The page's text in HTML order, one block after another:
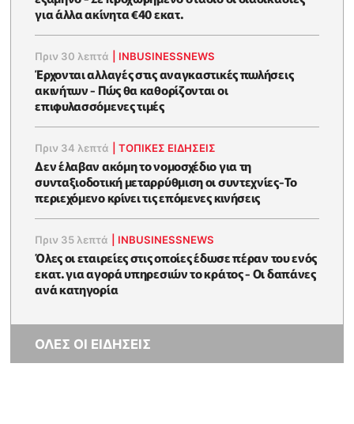
για άλλα ακίνητα €40 εκατ.
Πριν 30 λεπτά INBUSINESSNEWS
Έρχονται αλλαγές στις αναγκαστικές πωλήσεις
ακινήτων - Πώς θα καθορίζονται οι
επιφυλασσόμενες τιμές
Πριν 34 λεπτά |ΤΟΠΙΚΕΣ ΕΙΔΗΣΕΙΣ
Δεν έλαβαν ακόμη το νομοσχέδιο για τη
συνταξιοδοτική μεταρρύθμιση οι συντεχνίες-Το
περιεχόμενο κρίνει τις επόμενες κινήσεις
Πριν 35 λεπτά INBUSINESSNEWS
Όλες οι εταιρείες στις οποίες έδωσε πέραν του ενός
εκατ. για αγορά υπηρεσιών το κράτος - Οι δαπάνες
ανά κατηγορία
ΟΛΕΣ ΟΙ ΕΙΔΗΣΕΙΣ